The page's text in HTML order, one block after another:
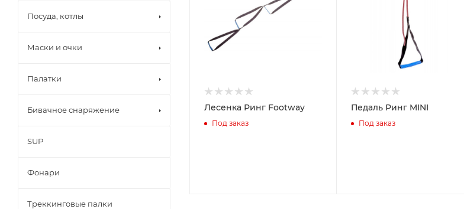
Лесенка Ринг Footway
Под заказ
Педаль Ринг MINI
Под заказ
Посуда, котлы
Маски и очки
Палатки
Бивачное снаряжение
SUP
Фонари
Треккинговые палки